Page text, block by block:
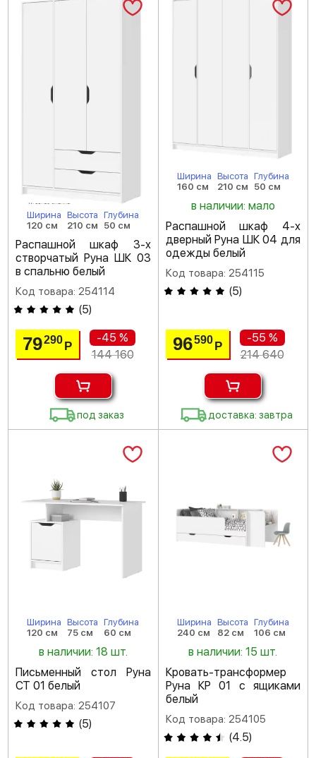
Ширина
120 см
Высота
210 см
Глубина
50 см
Распашной шкаф 3-х
створчатый Руна ШК 03
в спальню белый
Код товара: 254114
(5)
79290Р
-45 %
144 160
под заказ
Ширина
160 см
Высота
210 см
Глубина
50 см
в наличии: мало
Распашной шкаф 4-х
дверный Руна ШК 04 для
одежды белый
Код товара: 254115
(5)
96590 Р
-55 %
214 640
доставка: завтра
Ширина
120 см
Высота
75 см
Глубина
60 см
в наличии: 18 шт.
Письменный стол Руна
СТ 01 белый
Код товара: 254107
(5)
Ширина
240 см
Высота
82 см
Глубина
106 см
в наличии: 15 шт.
Кровать-трансформер
Руна КР 01 с ящиками
белый
Код товара: 254105
(4.5)